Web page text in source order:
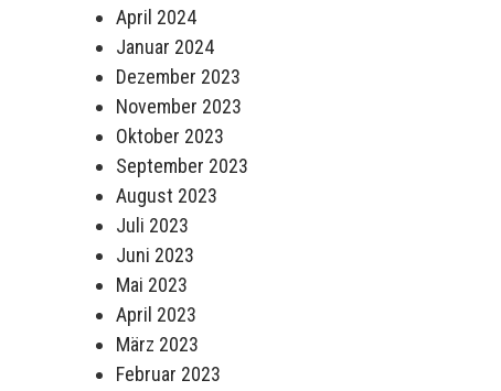
April 2024
Januar 2024
Dezember 2023
November 2023
Oktober 2023
September 2023
August 2023
Juli 2023
Juni 2023
Mai 2023
April 2023
März 2023
Februar 2023